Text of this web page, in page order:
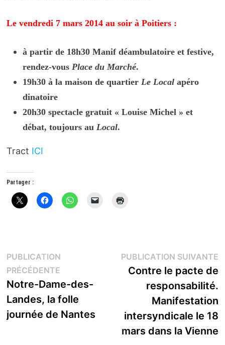
Le vendredi 7 mars 2014 au soir à Poitiers :
à partir de 18h30Manif déambulatoire et festive,
rendez-vous Place du Marché.
19h30 à la maison de quartier Le Localapéro
dinatoire
20h30 spectacle gratuit « Louise Michel » et
débat, toujours au Local.
Tract ICI
Partager :
Navigation
de
l’article
PUBLICATION
PRÉCÉDENTEPublication
précédente :
Notre-Dame-des-
Landes, la folle
journée de Nantes
PUBLICATION SUIVANTE
Contre le pacte de
responsabilité.
Manifestation
intersyndicale le 18
mars dans la Vienne